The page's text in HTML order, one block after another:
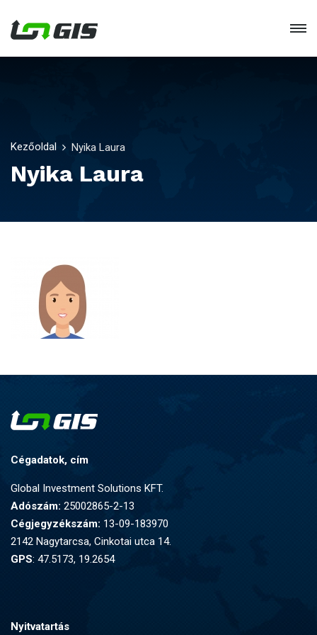
Kezőoldal Nyika Laura
Nyika Laura
Cégadatok, cím
Global Investment Solutions KFT.
Adószám: 25002865-2-13
Cégjegyzékszám: 13-09-183970
2142 Nagytarcsa, Cinkotai utca 14.
GPS: 47.5173, 19.2654
Nyitvatartás